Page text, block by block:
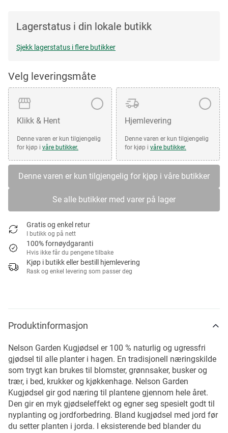
Lagerstatus i din lokale butikk
Sjekk lagerstatus i flere butikker
Velg leveringsmåte
Klikk & Hent
Denne varen er kun tilgjengelig
for kjøp i våre butikker.
Hjemlevering
Denne varen er kun tilgjengelig
for kjøp i våre butikker.
Denne varen er kun tilgjengelig for kjøp i våre butikker
Se alle butikker med varer på lager
Gratis og enkel retur
I butikk og på nett
100% fornøydgaranti
Hvis ikke får du pengene tilbake
Kjøp i butikk eller bestill hjemlevering
Rask og enkel levering som passer deg
Produktinformasjon
Nelson Garden Kugjødsel er 100 % naturlig og ugressfri
gjødsel til alle planter i hagen. En tradisjonell næringskilde
som trygt kan brukes til blomster, grønnsaker, busker og
trær, i bed, krukker og kjøkkenhage. Nelson Garden
Kugjødsel gir god næring til plantene gjennom hele året.
Den gir en myk gjødseleffekt og egner seg spesielt godt til
nyplanting og jordforbedring. Bland kugjødsel med jord før
du setter planten i jorda. I eksisterende bed blander du